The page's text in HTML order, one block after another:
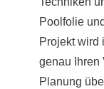
Poolfolie
Projekt wird
genau Ihren
Planung